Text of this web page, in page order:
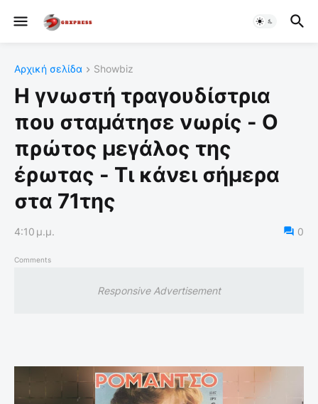
Αρχική σελίδα Showbiz
Η γνωστή τραγουδίστρια
που σταμάτησε νωρίς - Ο
πρώτος μεγάλος της
έρωτας - Τι κάνει σήμερα
στα 71της
4:10 μ.μ. 0
Comments
Responsive Advertisement